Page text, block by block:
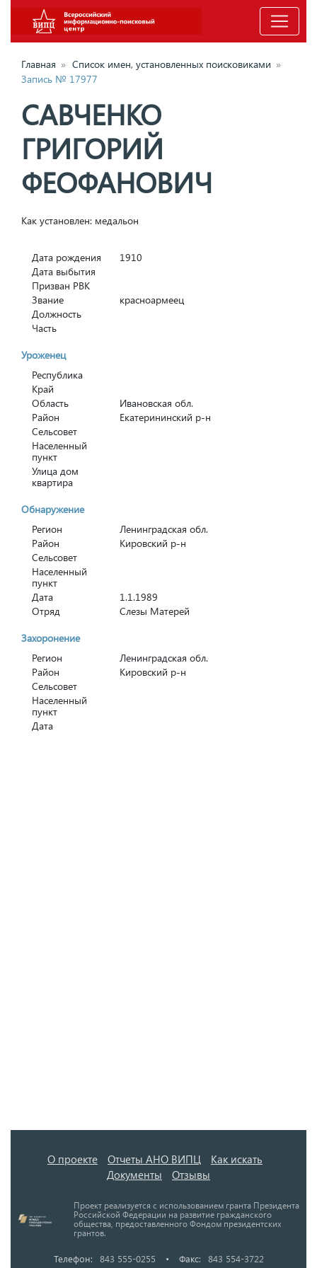
Главная » Список имен, установленных поисковиками »
Запись № 17977
САВЧЕНКО
ГРИГОРИЙ
ФЕОФАНОВИЧ
Как установлен: медальон
Дата рождения
1910
Дата выбытия
Призван РВК
Звание
красноармеец
Должность
Часть
Уроженец
Республика
Край
Область
Ивановская обл.
Район
Екатерининский р-н
Сельсовет
Населенный
пункт
Улица дом
квартира
Обнаружение
Регион
Ленинградская обл.
Район
Кировский р-н
Сельсовет
Населенный
пункт
Дата
1.1.1989
Отряд
Слезы Матерей
Захоронение
Регион
Ленинградская обл.
Район
Кировский р-н
Сельсовет
Населенный
пункт
Дата
О проекте Отчеты АНО ВИПЦ
Как искать
Документы
Отзывы
Проект реализуется с использованием гранта Президента
Российской Федерации на развитие гражданского
общества, предоставленного Фондом президентских
грантов.
Телефон: 843 555-0255 • Факс:
843 554-3722